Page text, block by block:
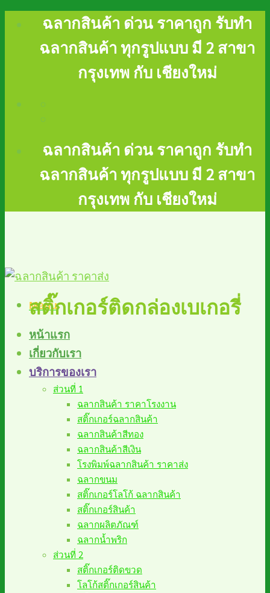
content
ฉลากสินค้า ด่วน ราคาถูก รับทำ
ฉลากสินค้า ทุกรูปแบบ มี 2 สาขา
กรุงเทพ กับ เชียงใหม่
ฉลากสินค้า ด่วน ราคาถูก รับทำ
ฉลากสินค้า ทุกรูปแบบ มี 2 สาขา
กรุงเทพ กับ เชียงใหม่
Menu
หน้าแรก
เกี่ยวกับเรา
บริการของเรา
ส่วนที่ 1
ฉลากสินค้า ราคาโรงงาน
สติ๊กเกอร์ฉลากสินค้า
ฉลากสินค้าสีทอง
ฉลากสินค้าสีเงิน
โรงพิมพ์ฉลากสินค้า ราคาส่ง
ฉลากขนม
สติ๊กเกอร์โลโก้ ฉลากสินค้า
สติ๊กเกอร์สินค้า
ฉลากผลิตภัณฑ์
ฉลากน้ำพริก
ส่วนที่ 2
สติ๊กเกอร์ติดขวด
โลโก้สติ๊กเกอร์สินค้า
สติ๊กเกอร์ติดกล่องเบเกอรี่